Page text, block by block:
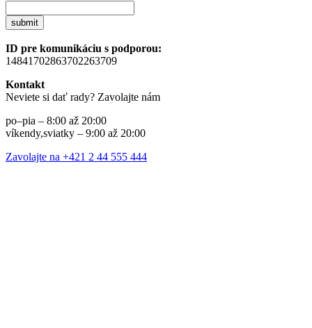
submit
ID pre komunikáciu s podporou:
14841702863702263709
Kontakt
Neviete si dať rady? Zavolajte nám
po–pia – 8:00 až 20:00
víkendy,sviatky – 9:00 až 20:00
Zavolajte na +421 2 44 555 444